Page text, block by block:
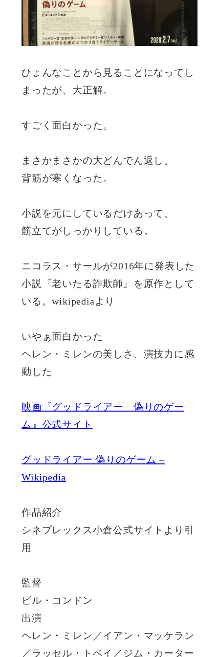
ひょんなことから見ることになってし
まったが、大正解。
すごく面白かった。
まさかまさかの大どんでん返し。
背筋が寒くなった。
小説を元にしているだけあって、
筋立てがしっかりしている。
ニコラス・サールが2016年に発表した
小説『老いたる詐欺師』を原作として
いる。wikipediaより
いやぁ面白かった
ヘレン・ミレンの美しさ、演技力に感
動した
映画『グッドライアー 偽りのゲー
ム』公式サイト
グッドライアー 偽りのゲーム –
Wikipedia
作品紹介
シネプレックス小倉公式サイトより引
用
監督
ビル・コンドン
出演
ヘレン・ミレン／イアン・マッケラン
／ラッセル・トベイ／ジム・カーター